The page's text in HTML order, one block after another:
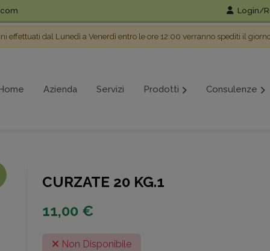
Login/
effettuati dal Lunedì a Venerdì entro le ore 12:00 verranno spediti il
Home Azienda Servizi Prodotti Consulenze
CURZATE 20 KG.1
11,00 €
Non Disponibile